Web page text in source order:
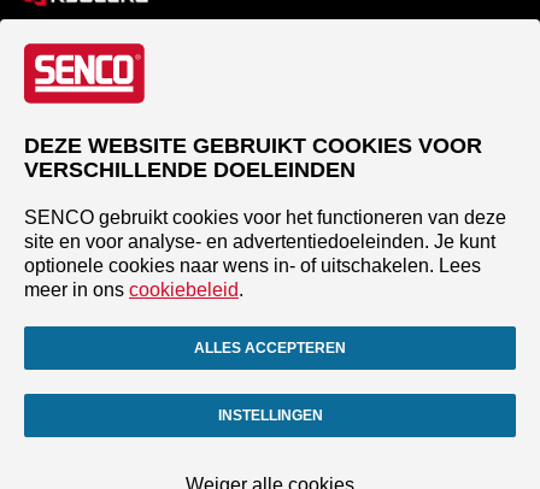
DEZE WEBSITE GEBRUIKT COOKIES VOOR
VERSCHILLENDE DOELEINDEN
SENCO gebruikt cookies voor het functioneren van deze
site en voor analyse- en advertentiedoeleinden. Je kunt
optionele cookies naar wens in- of uitschakelen. Lees
meer in ons cookiebeleid.
ALLES ACCEPTEREN
INSTELLINGEN
Weiger alle cookies